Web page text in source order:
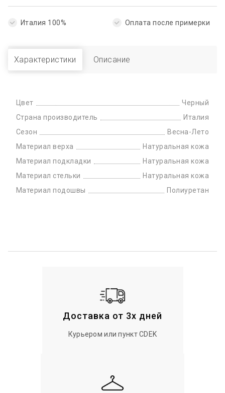
Италия 100% Оплата после примерки
Характеристики Описание
Цвет
Черный
Страна производитель
Италия
Сезон
Весна-Лето
Материал верха
Натуральная кожа
Материал подкладки
Натуральная кожа
Материал стельки
Натуральная кожа
Материал подошвы
Полиуретан
Доставка от 3х дней
Курьером или пункт CDEK